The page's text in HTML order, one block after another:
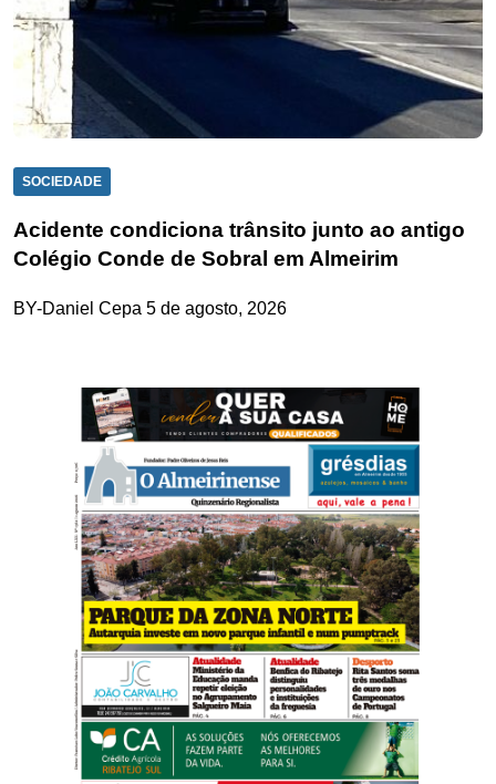
SOCIEDADE
Acidente condiciona trânsito junto ao antigo
Colégio Conde de Sobral em Almeirim
BY-Daniel Cepa 5 de agosto, 2026